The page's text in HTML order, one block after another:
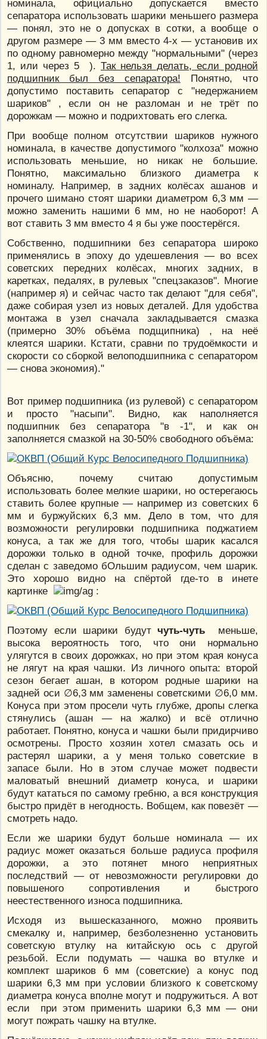
номинала, официально допускается вместо
сепаратора использовать шарики меньшего размера
— понял, это не о допусках в сотки, а вообще о
другом размере — 3 мм вместо 4-х — установив их
по одному равномерно между "нормальными" (через
1, или через 5 ). Так нельзя делать, если родной
подшипник был без сепаратора! Понятно, что
допустимо поставить сепаратор с "недержанием
шариков" , если он не разломан и не трёт по
дорожкам — можно и подрихтовать его слегка.
При вообще полном отсутствии шариков нужного
номинала, в качестве допустимого "колхоза" можно
использовать меньшие, но никак не большие.
Понятно, максимально близкого диаметра к
номиналу. Например, в задних колёсах ашанов и
прочего шимано стоят шарики диаметром 6,3 мм —
можно заменить нашими 6 мм, но не наоборот! А
вот ставить 3 мм вместо 4 я бы уже поостерёгся.
Собственно, подшипники без сепаратора широко
применялись в эпоху до удешевления — во всех
советских передних колёсах, многих задних, в
каретках, педалях, в рулевых "спецзаказов". Многие
(например я) и сейчас часто так делают "для себя",
даже собирая узел из новых деталей. Для удобства
монтажа в узел сначала закладывается смазка
(примерно 30% объёма подщипника) , на неё
клеятся шарики. Кстати, сравни по трудоёмкости и
скорости со сборкой велоподшипника с сепаратором
— снова экономия)."
Вот пример подшипника (из рулевой) с сепаратором
и просто "насыпи". Видно, как наполняется
подшипник без сепаратора "в -1", и как он
заполняется смазкой на 30-50% свободного объёма:
Объясню, почему считаю допустимым
использовать более мелкие шарики, но остерегаюсь
ставить более крупные — например из советских 6
мм и буржуйских 6,3 мм. Дело в том, что для
возможности регулировки подшипника поджатием
конуса, а так же для того, чтобы шарик касался
дорожки только в одной точке, профиль дорожки
сделан с заведомо бОльшим радиусом, чем шарик.
Это хорошо видно на спёртой где-то в инете
картинке
:
Поэтому если шарики будутчуть-чуть меньше,
высока вероятность того, что они нормально
улягутся в своих дорожках, но при этом края конуса
не лягут на края чашки. Из личного опыта: второй
сезон бегает ашан, в котором родные шарики на
задней оси ∅6,3 мм заменены советскими ∅6,0 мм.
Конуса при этом просели чуть глубже, дропы слегка
стянулись (ашан — на жалко) и всё отлично
работает. Понятно, конуса и чашки были придирчиво
осмотрены. Просто хозяин хотел смазать ось и
растерял шарики, а у меня только советские в
запасе были. Но в этом случае может подвести
маловатый внешний диаметр конуса, и шарики
будут кататься по самому гребню, а вся конструкция
быстро придёт в негодность. Вобщем, как повезёт —
смотреть надо.
Если же шарики будут больше номинала — их
радиус может оказаться больше радиуса профиля
дорожки, а это потянет много неприятных
последствий — от невозможности регулировки до
повышеного сопротивления и быстрого
неестественного износа подшипника.
Исходя из вышесказанного, можно проявить
смекалку и, например, безболезненно установить
советскую втулку на китайскую ось с другой
резьбой. Если подумать — чашка во втулке и
комплект шариков 6 мм (советские) а конус под
шарики 6,3 мм при условии близкого к советскому
диаметра конуса вполне могут и подружиться. А вот
если при этом применить шарики 6,3 мм — они
могут пожрать чашку на втулке.